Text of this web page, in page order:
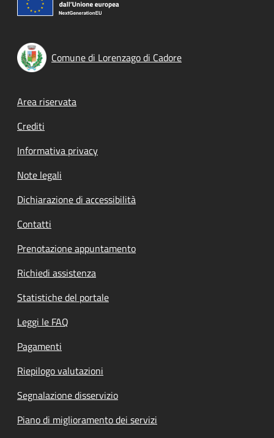
Comune di Lorenzago di Cadore
Footer menu
Area riservata
Crediti
Informativa privacy
Note legali
Dichiarazione di accessibilità
Contatti
Prenotazione appuntamento
Richiedi assistenza
Statistiche del portale
Leggi le FAQ
Pagamenti
Riepilogo valutazioni
Segnalazione disservizio
Piano di miglioramento dei servizi